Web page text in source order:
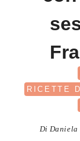
RICETTE
Di Daniela